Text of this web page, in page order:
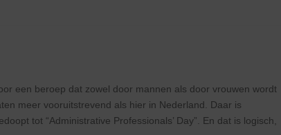
een beroep dat zowel door mannen als door vrouwen wordt
meer vooruitstrevend als hier in Nederland. Daar is
tot “Administrative Professionals’ Day”. En dat is logisch,